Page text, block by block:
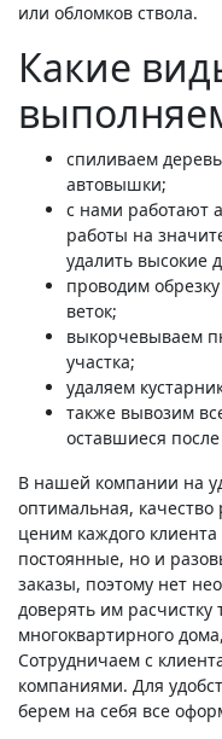
или обломков ствола.
Какие
спиливаем
автовышки;
с нами работают
работы на
удалить высокие
проводим
веток;
выкорчевываем
участка;
удаляем
также вывозим
оставшиеся
В нашей компании на
оптимальная, качество
ценим каждого
постоянные, но и
заказы, поэтому нет
доверять им расчистку
многоквартирного
Сотрудничаем с
компаниями. Для
берем на себя все